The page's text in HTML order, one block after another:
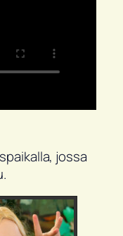
jossa